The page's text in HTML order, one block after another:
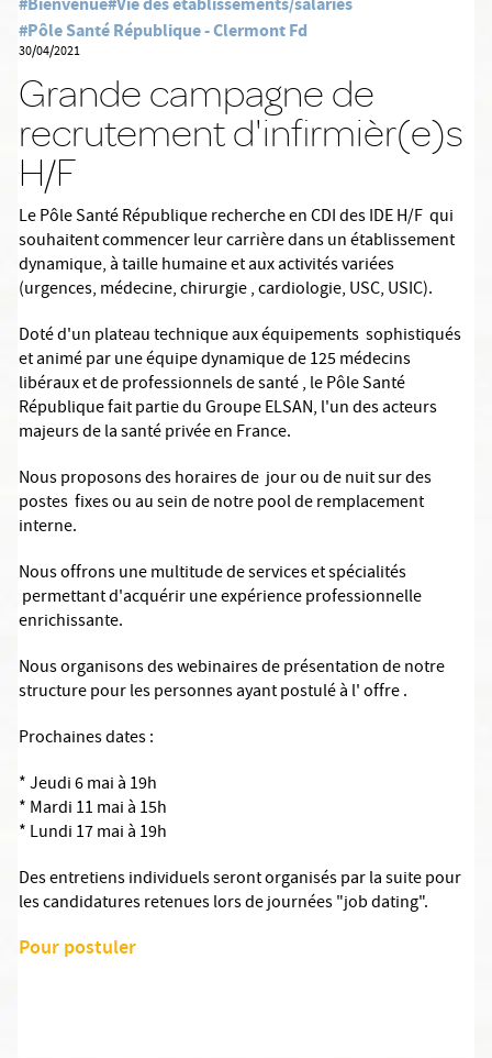
#Pôle Santé République - Clermont Fd
30/04/2021
Grande campagne de
recrutement d'infirmièr(e)s
H/F
Le Pôle Santé République recherche en CDI des IDE H/F qui
souhaitent commencer leur carrière dans un établissement
dynamique, à taille humaine et aux activités variées
(urgences, médecine, chirurgie , cardiologie, USC, USIC).
Doté d'un plateau technique aux équipements sophistiqués
et animé par une équipe dynamique de 125 médecins
libéraux et de professionnels de santé , le Pôle Santé
République fait partie du Groupe ELSAN, l'un des acteurs
majeurs de la santé privée en France.
Nous proposons des horaires de jour ou de nuit sur des
postes fixes ou au sein de notre pool de remplacement
interne.
Nous offrons une multitude de services et spécialités
permettant d'acquérir une expérience professionnelle
enrichissante.
Nous organisons des webinaires de présentation de notre
structure pour les personnes ayant postulé à l' offre .
Prochaines dates :
* Jeudi 6 mai à 19h
* Mardi 11 mai à 15h
* Lundi 17 mai à 19h
Des entretiens individuels seront organisés par la suite pour
les candidatures retenues lors de journées "job dating".
Pour postuler